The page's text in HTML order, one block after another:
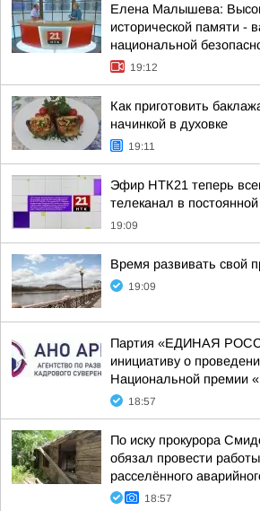
Елена Малышева:
исторической памяти -
национальной
19:12
Как приготовить
начинкой в духовке
19:11
Эфир НТК21 теперь
телеканал в
19:09
Время развивать свой
19:09
Партия «ЕДИНАЯ
инициативу о
Национальной премии
18:57
По иску прокурора
обязал провести
расселённого
18:57